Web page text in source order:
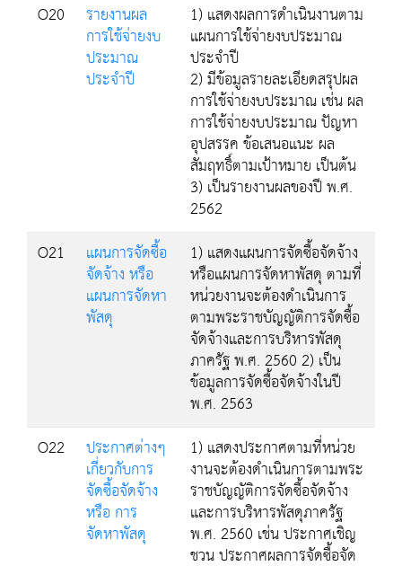
O20
รายงานผล
การใช้จ่ายงบ
ประมาณ
ประจำปี
1) แสดงผลการดำเนินงานตาม
แผนการใช้จ่ายงบประมาณ
ประจำปี
2) มีข้อมูลรายละเอียดสรุปผล
การใช้จ่ายงบประมาณ เช่น ผล
การใช้จ่ายงบประมาณ ปัญหา
อุปสรรค ข้อเสนอแนะ ผล
สัมฤทธิ์ตามเป้าหมาย เป็นต้น
3) เป็นรายงานผลของปี พ.ศ.
2562
O21
แผนการจัดซื้อ
จัดจ้าง หรือ
แผนการจัดหา
พัสดุ
1) แสดงแผนการจัดซื้อจัดจ้าง
หรือแผนการจัดหาพัสดุ ตามที่
หน่วยงานจะต้องดำเนินการ
ตามพระราชบัญญัติการจัดซื้อ
จัดจ้างและการบริหารพัสดุ
ภาครัฐ พ.ศ. 2560 2) เป็น
ข้อมูลการจัดซื้อจัดจ้างในปี
พ.ศ. 2563
O22
ประกาศต่างๆ
เกี่ยวกับการ
จัดซื้อจัดจ้าง
หรือ การ
จัดหาพัสดุ
1) แสดงประกาศตามที่หน่วย
งานจะต้องดำเนินการตามพระ
ราชบัญญัติการจัดซื้อจัดจ้าง
และการบริหารพัสดุภาครัฐ
พ.ศ. 2560 เช่น ประกาศเชิญ
ชวน ประกาศผลการจัดซื้อจัด